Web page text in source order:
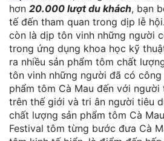
hơn 20.000 lượt du khách, bạn
tế đến tham quan trong dịp lễ
còn là dịp tôn vinh những người
trong ứng dụng khoa học kỹ
ra nhiều sản phẩm tôm chất
tôn vinh những người đã có
phẩm tôm Cà Mau đến với người
trên thế giới và tri ân người tiêu
chất lượng sản phẩm tôm Cà
Festival tôm từng bước đưa Cà